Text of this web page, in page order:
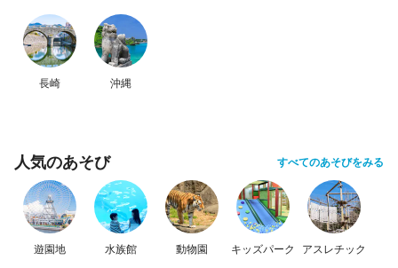
長崎 沖縄
人気のあそび すべてのあそびをみる
遊園地 水族館 動物園 キッズパーク アスレチック